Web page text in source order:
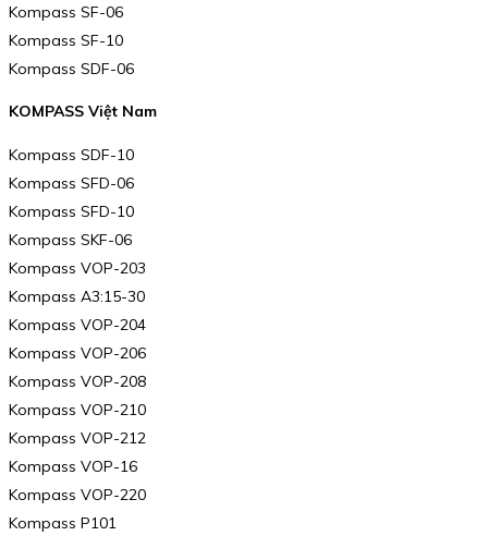
Kompass SF-06
Kompass SF-10
Kompass SDF-06
KOMPASS Việt Nam
Kompass SDF-10
Kompass SFD-06
Kompass SFD-10
Kompass SKF-06
Kompass VOP-203
Kompass A3:15-30
Kompass VOP-204
Kompass VOP-206
Kompass VOP-208
Kompass VOP-210
Kompass VOP-212
Kompass VOP-16
Kompass VOP-220
Kompass P101